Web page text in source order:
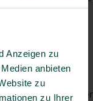
Anzeigen zu
anbieten
zu
zu Ihrer
(> 60 J.)
Insekten